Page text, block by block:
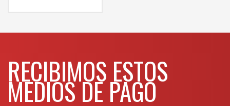
WHATSAPP
RECIBIMOS ESTOS
MEDIOS DE PAGO